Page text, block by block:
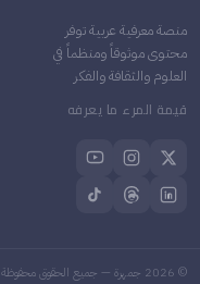
منصة معرفية عربية توفر
محتوى موثوقاً ومنظماً في
العلوم والثقافة والفكر
قيمة المرء ما يعرفه
©
2026 جمهرة — جميع الحقوق محفوظة